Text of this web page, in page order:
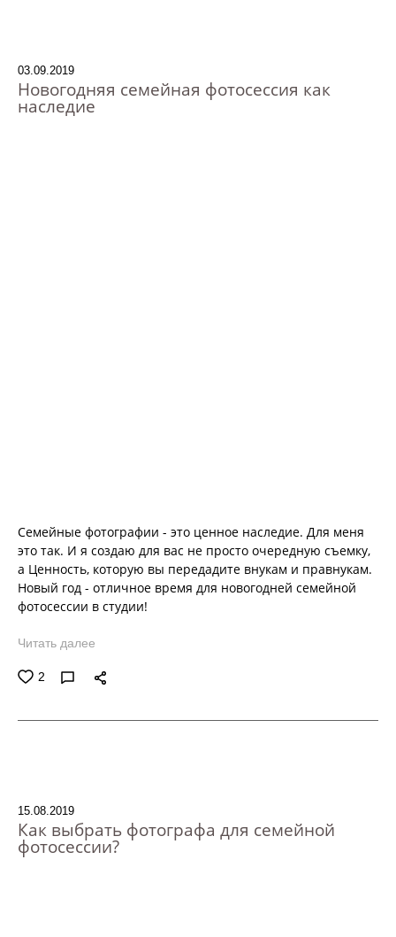
Новогодняя семейная фотосессия как
наследие
03.09.2019
Семейные фотографии - это ценное наследие. Для меня
это так. И я создаю для вас не просто очередную съемку,
а Ценность, которую вы передадите внукам и правнукам.
Новый год - отличное время для новогодней семейной
фотосессии в студии!
Читать далее
2
Как выбрать фотографа для семейной
фотосессии?
15.08.2019